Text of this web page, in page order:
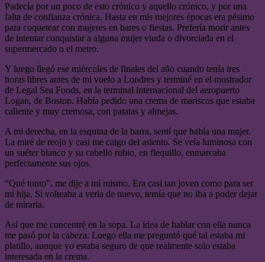
Padecía por un poco de esto crónico y aquello crónico, y por una
falta de confianza crónica. Hasta en mis mejores épocas era pésimo
para coquetear con mujeres en bares o fiestas. Prefería morir antes
de intentar conquistar a alguna mujer viuda o divorciada en el
supermercado o el metro.
Y luego llegó ese miércoles de finales del año cuando tenía tres
horas libres antes de mi vuelo a Londres y terminé en el mostrador
de Legal Sea Foods, en la terminal internacional del aeropuerto
Logan, de Boston. Había pedido una crema de mariscos que estaba
caliente y muy cremosa, con patatas y almejas.
A mi derecha, en la esquina de la barra, sentí que había una mujer.
La miré de reojo y casi me caigo del asiento. Se veía luminosa con
un suéter blanco y su cabello rubio, en flequillo, enmarcaba
perfectamente sus ojos.
“Qué tonto”, me dije a mí mismo. Era casi tan joven como para ser
mi hija. Si volteaba a verla de nuevo, temía que no iba a poder dejar
de mirarla.
Así que me concentré en la sopa. La idea de hablar con ella nunca
me pasó por la cabeza. Luego ella me preguntó qué tal estaba mi
platillo, aunque yo estaba seguro de que realmente solo estaba
interesada en la crema.